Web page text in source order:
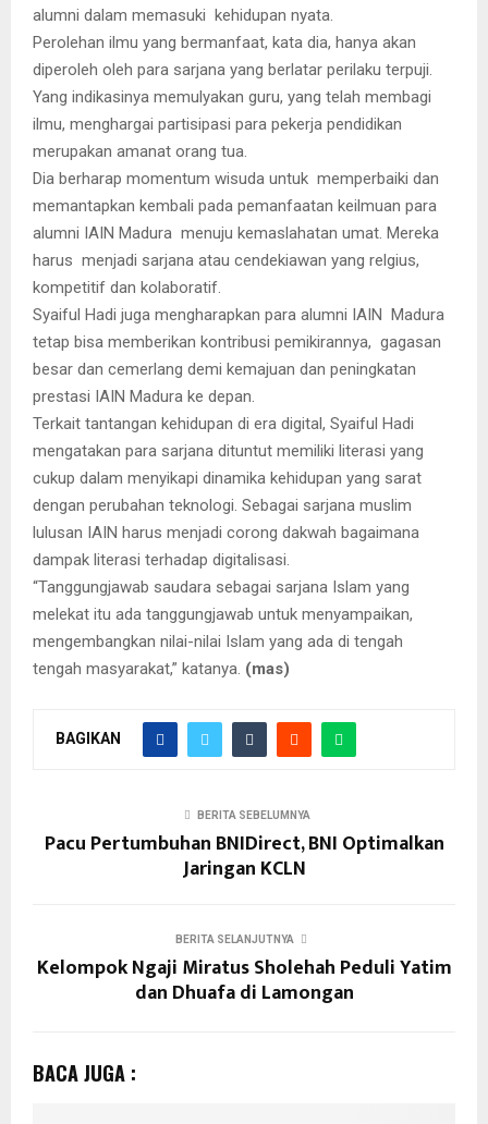
alumni dalam memasuki kehidupan nyata.
Perolehan ilmu yang bermanfaat, kata dia, hanya akan
diperoleh oleh para sarjana yang berlatar perilaku terpuji.
Yang indikasinya memulyakan guru, yang telah membagi
ilmu, menghargai partisipasi para pekerja pendidikan
merupakan amanat orang tua.
Dia berharap momentum wisuda untuk memperbaiki dan
memantapkan kembali pada pemanfaatan keilmuan para
alumni IAIN Madura menuju kemaslahatan umat. Mereka
harus menjadi sarjana atau cendekiawan yang relgius,
kompetitif dan kolaboratif.
Syaiful Hadi juga mengharapkan para alumni IAIN Madura
tetap bisa memberikan kontribusi pemikirannya, gagasan
besar dan cemerlang demi kemajuan dan peningkatan
prestasi IAIN Madura ke depan.
Terkait tantangan kehidupan di era digital, Syaiful Hadi
mengatakan para sarjana dituntut memiliki literasi yang
cukup dalam menyikapi dinamika kehidupan yang sarat
dengan perubahan teknologi. Sebagai sarjana muslim
lulusan IAIN harus menjadi corong dakwah bagaimana
dampak literasi terhadap digitalisasi.
“Tanggungjawab saudara sebagai sarjana Islam yang
melekat itu ada tanggungjawab untuk menyampaikan,
mengembangkan nilai-nilai Islam yang ada di tengah
tengah masyarakat,” katanya. (mas)
BAGIKAN
BERITA SEBELUMNYA
Pacu Pertumbuhan BNIDirect, BNI Optimalkan
Jaringan KCLN
BERITA SELANJUTNYA
Kelompok Ngaji Miratus Sholehah Peduli Yatim
dan Dhuafa di Lamongan
BACA JUGA :